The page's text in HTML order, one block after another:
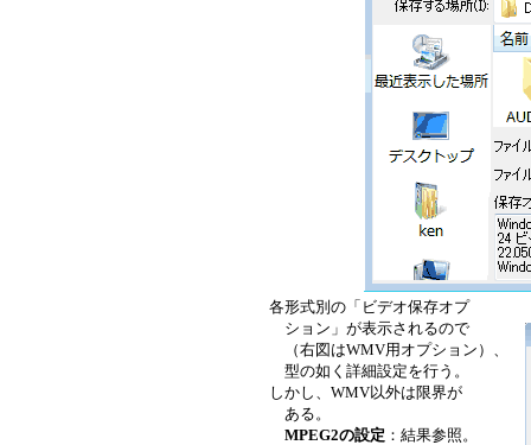
各形式別の「ビデオ保存オプ
ション」が表示されるので
（右図はWMV用オプション）、
型の如く詳細設定を行う。
しかし、WMV以外は限界が
ある。
MPEG2の設定 ：結果参照。